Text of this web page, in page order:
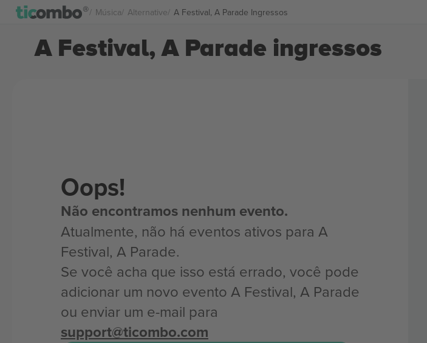
Música Alternative A Festival, A Parade Ingressos
A Festival, A Parade ingressos
Oops!
Não encontramos nenhum evento.
Atualmente, não há eventos ativos para A
Festival, A Parade.
Se você acha que isso está errado, você pode
adicionar um novo evento A Festival, A Parade
ou enviar um e-mail para
support@ticombo.com